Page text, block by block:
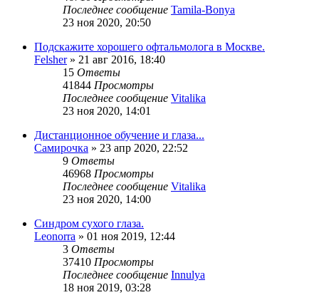
Последнее сообщение Tamila-Bonya
23 ноя 2020, 20:50
Подскажите хорошего офтальмолога в Москве.
Felsher» 21 авг 2016, 18:40
15 Ответы
41844 Просмотры
Последнее сообщение Vitalika
23 ноя 2020, 14:01
Дистанционное обучение и глаза...
Самирочка » 23 апр 2020, 22:52
9 Ответы
46968 Просмотры
Последнее сообщение Vitalika
23 ноя 2020, 14:00
Синдром сухого глаза.
Leonorra » 01 ноя 2019, 12:44
3 Ответы
37410 Просмотры
Последнее сообщение Innulya
18 ноя 2019, 03:28